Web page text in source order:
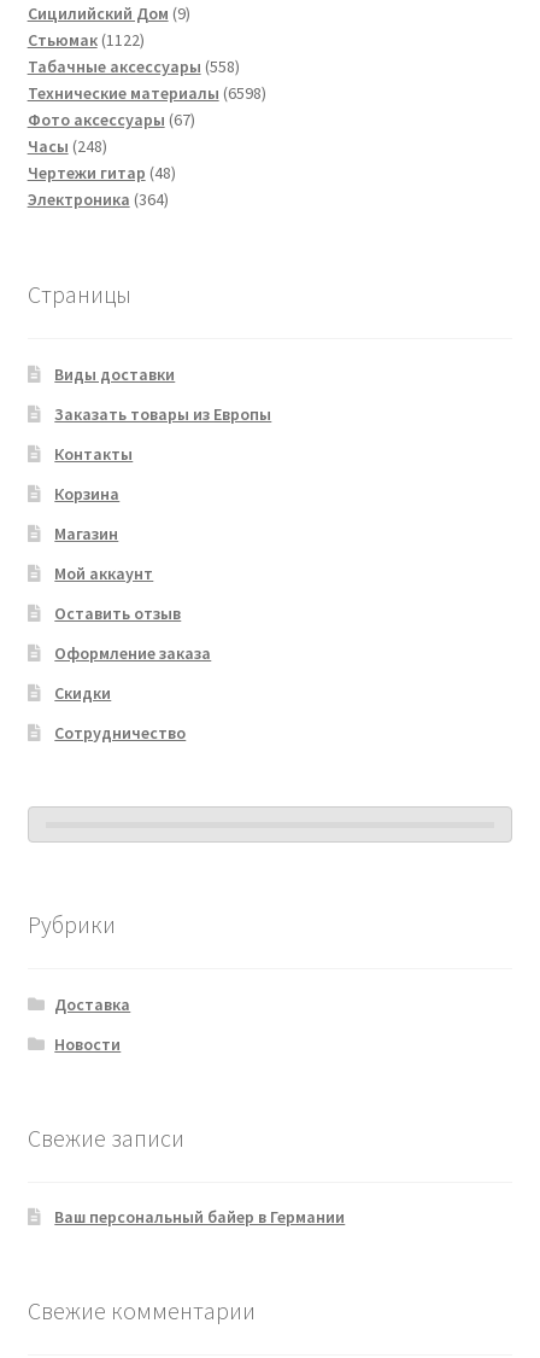
Сицилийский Дом 99
Стьюмак 11221122
товара
Табачные аксессуары 558558
товаров
Технические материалы 65986598
Фото аксессуары 6767
Часы 248248
товаров
Чертежи гитар 4848
Электроника 364364
Страницы
Виды доставки
Заказать товары из Европы
Контакты
Корзина
Магазин
Мой аккаунт
Оставить отзыв
Оформление заказа
Скидки
Сотрудничество
Рубрики
Доставка
Новости
Свежие записи
Ваш персональный байер в Германии
Свежие комментарии